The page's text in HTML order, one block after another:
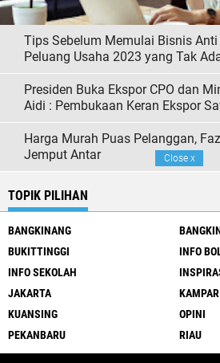
Tips Sebelum Memulai Bisnis
Peluang Usaha 2023 yang Tak
Presiden Buka Ekspor CPO dan
Aidi : Pembukaan Keran Ekspor
Harga Murah Puas Pelanggan,
Jemput Antar
TOPIK PILIHAN
BANGKINANG
BUKITTINGGI
INFO
INFO SEKOLAH
JAKARTA
KAMPAR
KUANSING
OPINI
PEKANBARU
RIAU
Close x